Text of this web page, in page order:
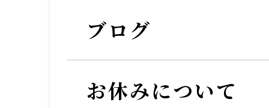
ブログ
お休みについて